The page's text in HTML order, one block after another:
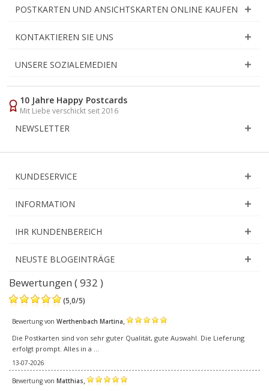
POSTKARTEN UND ANSICHTSKARTEN ONLINE KAUFEN
KONTAKTIEREN SIE UNS
UNSERE SOZIALEMEDIEN
10 Jahre Happy Postcards
Mit Liebe verschickt seit 2016
NEWSLETTER
KUNDESERVICE
INFORMATION
IHR KUNDENBEREICH
NEUSTE BLOGEINTRÄGE
Bewertungen ( 932 )
(5,0/5)
Bewertung von Werthenbach Martina,
Die Postkarten sind von sehr guter Qualität, gute Auswahl. Die Lieferung
erfolgt prompt. Alles in a ...
13-07-2026
Bewertung von Matthias,